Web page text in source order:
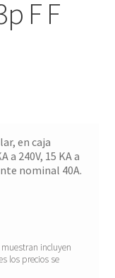
F F
en caja
a 240V, 15 KA a
nominal 40A.
incluyen
los precios se